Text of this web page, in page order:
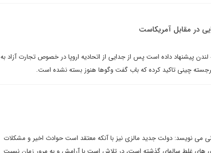
در مقابل آمریکاست
پیشنهاد داده است پس از جدایی از اتحادیه اروپا در خصوص تجارت آزاد به
چینی تاکید کرده که باب گفت وگوها هنوز بسته نشده است.
می نویسد: دولت جدید مالزی نیز با آنکه معتقد است حوادث اخیر و مشکلات